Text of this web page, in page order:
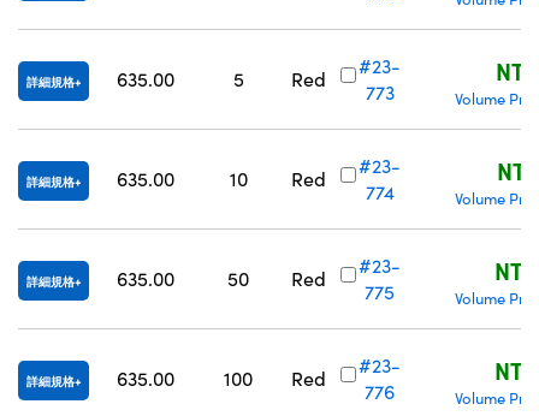
詳細規格 635.00 5 Red
#23-
773
Volume
詳細規格 635.00 10 Red
#23-
774
Volume
詳細規格 635.00 50 Red
#23-
775
Volume
詳細規格 635.00 100 Red
#23-
776
Volume